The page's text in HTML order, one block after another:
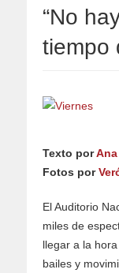
“No
tiempo
Texto por
Fotos por
El Auditorio
miles de
llegar a la
bailes y